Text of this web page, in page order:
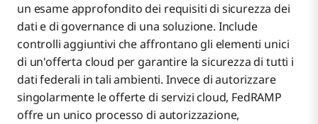
un esame approfondito dei requisiti di sicurezza dei
dati e di governance di una soluzione. Include
controlli aggiuntivi che affrontano gli elementi unici
di un'offerta cloud per garantire la sicurezza di tutti i
dati federali in tali ambienti. Invece di autorizzare
singolarmente le offerte di servizi cloud, FedRAMP
offre un unico processo di autorizzazione,